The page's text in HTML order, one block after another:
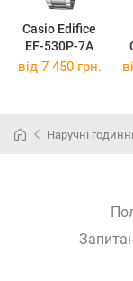
Casio Edifice
EF-530P-7A
від 7 450 грн.
Наручні